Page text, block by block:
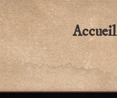
Accueil